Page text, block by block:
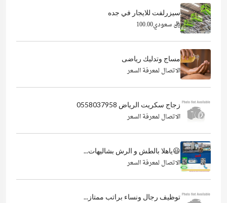
سيزرلفت للايجار في جده
ريال سعودي100.00
مساج وتدليك رياضى
الاتصال لمعرفة السعر
زجاج سكريت الرياض 0558037958
الاتصال لمعرفة السعر
😃ياهلا بالطش و الرش بشاليهات...
الاتصال لمعرفة السعر
توظيف رجال ونساء براتب ممتاز...